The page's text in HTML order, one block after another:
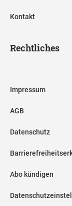
Kontakt
Rechtliches
Impressum
AGB
Datenschutz
Abo kündigen